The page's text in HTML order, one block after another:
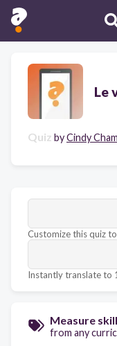
Le
Quiz byCindy
Customize this quiz
Instantly translate to
Measure
from any